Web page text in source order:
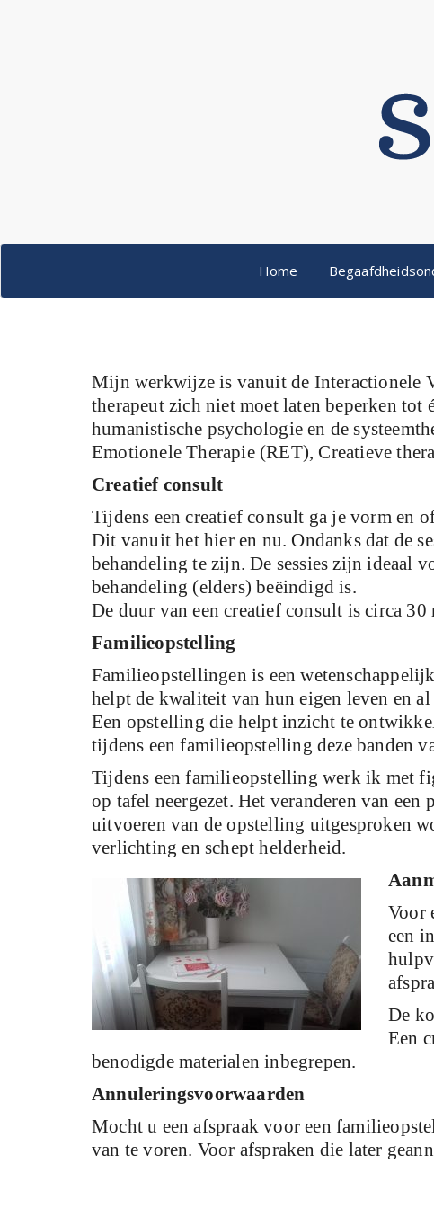
Home
Mijn werkwijze is vanuit de Interactionele
therapeut zich niet moet laten beperken tot
humanistische psychologie en de
Emotionele Therapie (RET), Creatieve
Creatief consult
Tijdens een creatief consult ga je vorm en
Dit vanuit het hier en nu. Ondanks dat de
behandeling te zijn. De sessies zijn ideaal
behandeling (elders) beëindigd is.
De duur van een creatief consult is circa 30
Familieopstelling
Familieopstellingen is een
helpt de kwaliteit van hun eigen leven en
Een opstelling die helpt inzicht te
tijdens een familieopstelling deze banden
Tijdens een familieopstelling werk ik met
op tafel neergezet. Het veranderen van
uitvoeren van de opstelling uitgesproken
verlichting en schept helderheid.
Voor
een
De
Een
benodigde materialen inbegrepen.
Annuleringsvoorwaarden
Mocht u een afspraak voor een
van te voren. Voor afspraken die later